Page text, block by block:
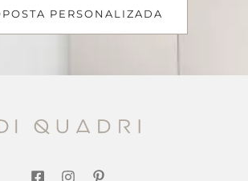
PERSONALIZADA